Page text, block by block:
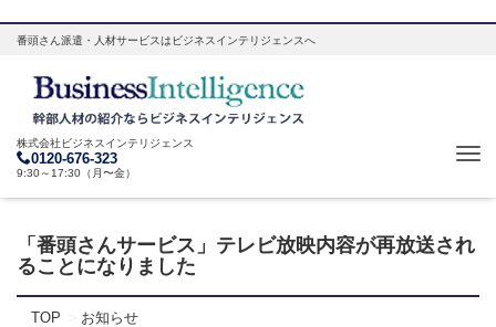
番頭さん派遣・人材サービスはビジネスインテリジェンスへ
株式会社ビジネスインテリジェンス
0120-676-323
9:30～17:30（月〜金）
「番頭さんサービス」テレビ放映内容が再放送され
ることになりました
TOP お知らせ